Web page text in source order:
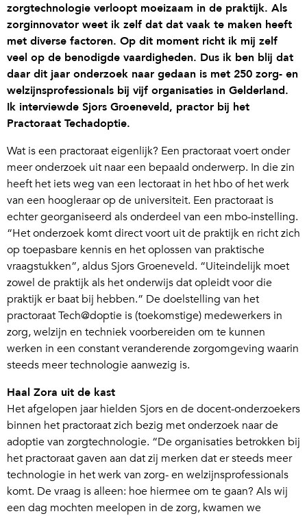
zorgtechnologie verloopt moeizaam in de praktijk. Als
zorginnovator weet ik zelf dat dat vaak te maken heeft
met diverse factoren. Op dit moment richt ik mij zelf
veel op de benodigde vaardigheden. Dus ik ben blij dat
daar dit jaar onderzoek naar gedaan is met 250 zorg- en
welzijnsprofessionals bij vijf organisaties in Gelderland.
Ik interviewde Sjors Groeneveld, practor bij het
Practoraat Techadoptie.
Wat is een practoraat eigenlijk? Een practoraat voert onder
meer onderzoek uit naar een bepaald onderwerp. In die zin
heeft het iets weg van een lectoraat in het hbo of het werk
van een hoogleraar op de universiteit. Een practoraat is
echter georganiseerd als onderdeel van een mbo-instelling.
“Het onderzoek komt direct voort uit de praktijk en richt zich
op toepasbare kennis en het oplossen van praktische
vraagstukken”, aldus Sjors Groeneveld. “Uiteindelijk moet
zowel de praktijk als het onderwijs dat opleidt voor die
praktijk er baat bij hebben.” De doelstelling van het
practoraat Tech@doptie is (toekomstige) medewerkers in
zorg, welzijn en techniek voorbereiden om te kunnen
werken in een constant veranderende zorgomgeving waarin
steeds meer technologie aanwezig is.
Haal Zora uit de kast
Het afgelopen jaar hielden Sjors en de docent-onderzoekers
binnen het practoraat zich bezig met onderzoek naar de
adoptie van zorgtechnologie. “De organisaties betrokken bij
het practoraat gaven aan dat zij merken dat er steeds meer
technologie in het werk van zorg- en welzijnsprofessionals
komt. De vraag is alleen: hoe hiermee om te gaan? Als wij
een dag mochten meelopen in de zorg, kwamen we